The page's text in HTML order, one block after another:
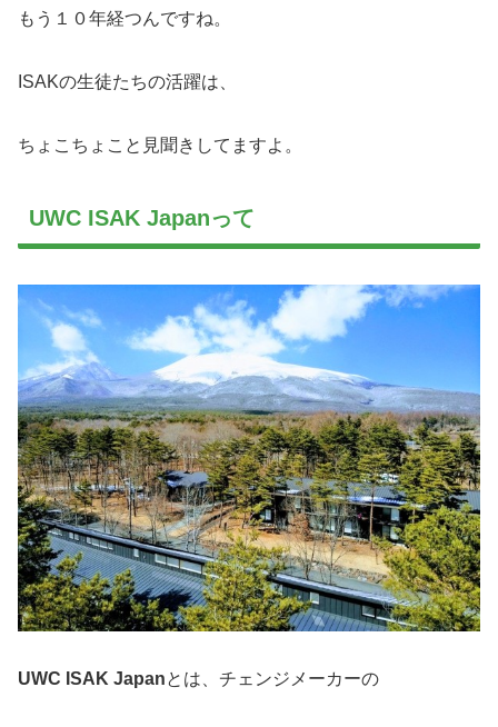
もう１０年経つんですね。
ISAKの生徒たちの活躍は、
ちょこちょこと見聞きしてますよ。
UWC ISAK Japanって
UWC ISAK Japanとは、チェンジメーカーの